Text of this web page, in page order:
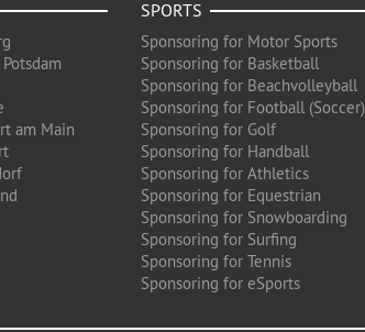
am Main
SPORTS
Sponsoring for Motor Sports
Sponsoring for Basketball
Sponsoring for Beachvolleyball
Sponsoring for Football (Soccer)
Sponsoring for Golf
Sponsoring for Handball
Sponsoring for Athletics
Sponsoring for Equestrian
Sponsoring for Snowboarding
Sponsoring for Surfing
Sponsoring for Tennis
Sponsoring for eSports